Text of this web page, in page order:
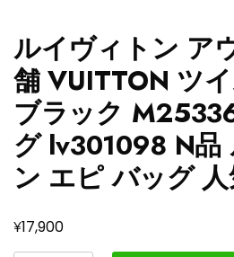
ルイヴィトン ア
舗 VUITTON ツ
ブラック
グ lv301098 N品
ン エピ バッグ
¥17,900